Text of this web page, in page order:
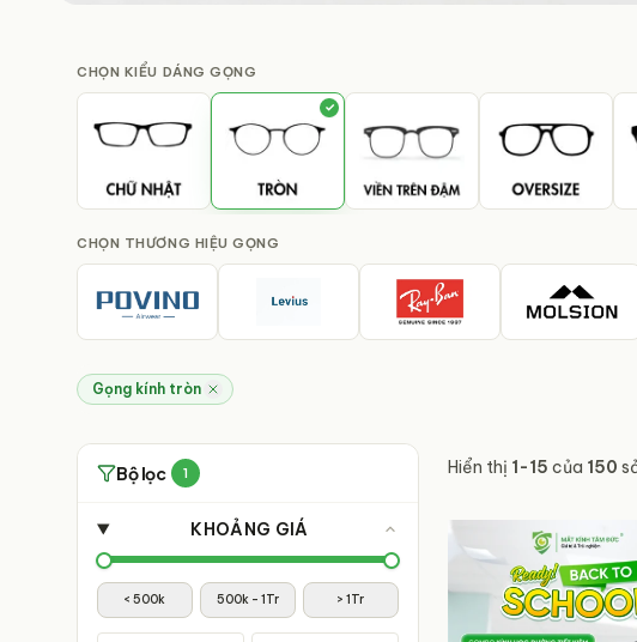
GỌNG KÍNH CHÍNH HÃNG
Đa dạng kiểu dáng, chất liệu cao cấp, phù hợp với mọi phong
Chính hãng 100%
Cam kết chất lượng
Bảo hành 12 tháng
Lỗi 1 đổi 1 uy tín
Đổi
Hỗ trợ
CHỌN KIỂU DÁNG GỌNG
✓
CHỌN THƯƠNG HIỆU GỌNG
Gọng kính tròn
Bộ lọc 1
KHOẢNG GIÁ
< 500k 500k - 1Tr > 1Tr
Hiển thị 1-15 của 150